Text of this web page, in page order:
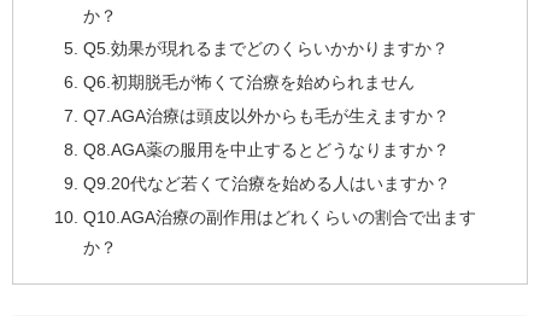
か？
Q5.効果が現れるまでどのくらいかかりますか？
Q6.初期脱毛が怖くて治療を始められません
Q7.AGA治療は頭皮以外からも毛が生えますか？
Q8.AGA薬の服用を中止するとどうなりますか？
Q9.20代など若くて治療を始める人はいますか？
Q10.AGA治療の副作用はどれくらいの割合で出ます
か？